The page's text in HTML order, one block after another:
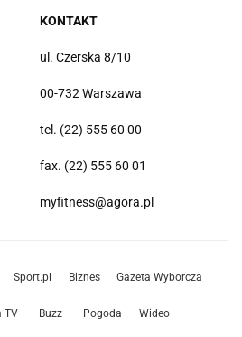
KONTAKT
ul. Czerska 8/10
00-732 Warszawa
tel. (22) 555 60 00
fax. (22) 555 60 01
myfitness@agora.pl
Sport.pl Biznes Gazeta Wyborcza
TV Buzz Pogoda Wideo